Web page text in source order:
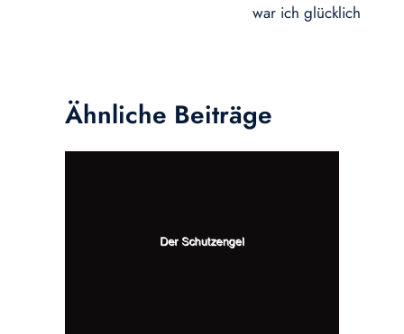
war ich glücklich
Ähnliche Beiträge